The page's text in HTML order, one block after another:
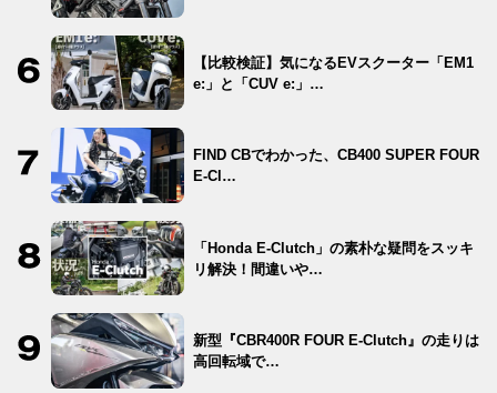
【比較検証】気になるEVスクーター「EM1
e:」と「CUV e:」…
FIND CBでわかった、CB400 SUPER FOUR
E-Cl…
「Honda E-Clutch」の素朴な疑問をスッキ
リ解決！間違いや…
新型『CBR400R FOUR E-Clutch』の走りは
高回転域で…